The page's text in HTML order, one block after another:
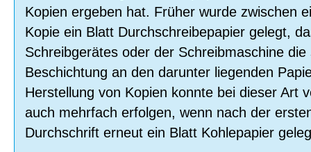
Kopien ergeben hat. Früher wurde zwischen
Kopie ein Blatt Durchschreibepapier gelegt,
Schreibgerätes oder der Schreibmaschine
Beschichtung an den darunter liegenden
Herstellung von Kopien konnte bei dieser Art
auch mehrfach erfolgen, wenn nach der
Durchschrift erneut ein Blatt Kohlepapier